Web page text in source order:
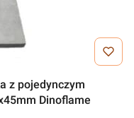
z pojedynczym
Dinoflame